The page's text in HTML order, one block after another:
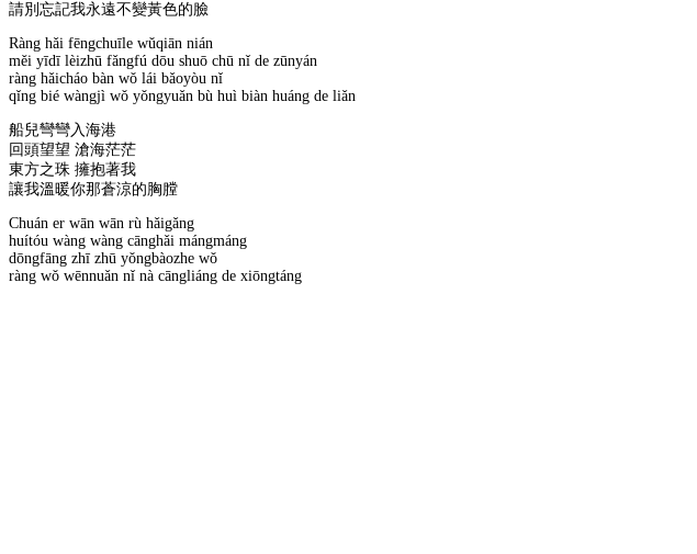
請別忘記我永遠不變黃色的臉
Ràng hǎi fēngchuīle wǔqiān nián
měi yīdī lèizhū fǎngfú dōu shuō chū nǐ de zūnyán
ràng hǎicháo bàn wǒ lái bǎoyòu nǐ
qǐng bié wàngjì wǒ yǒngyuǎn bù huì biàn huáng de liǎn
船兒彎彎入海港
回頭望望 滄海茫茫
東方之珠 擁抱著我
讓我溫暖你那蒼涼的胸膛
Chuán er wān wān rù hǎigǎng
huítóu wàng wàng cānghǎi mángmáng
dōngfāng zhī zhū yǒngbàozhe wǒ
ràng wǒ wēnnuǎn nǐ nà cāngliáng de xiōngtáng